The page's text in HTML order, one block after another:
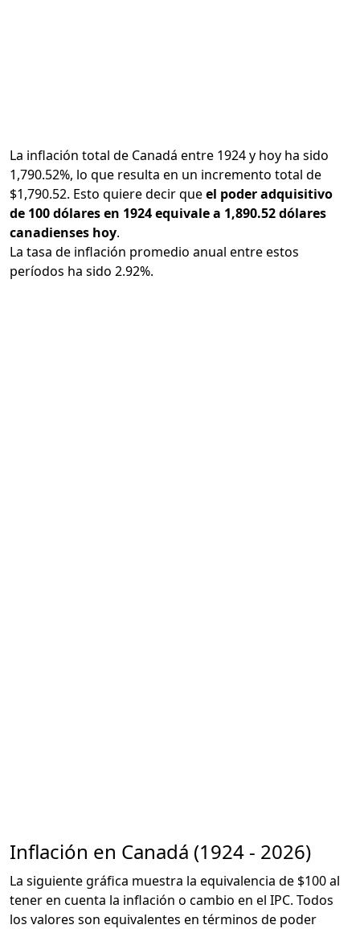
La inflación total de Canadá entre 1924 y hoy ha sido
1,790.52%, lo que resulta en un incremento total de
$1,790.52. Esto quiere decir queel poder adquisitivo
de 100 dólares en 1924 equivale a 1,890.52 dólares
canadienses hoy.
La tasa de inflación promedio anual entre estos
períodos ha sido 2.92%.
Inflación en Canadá (1924 - 2026)
La siguiente gráfica muestra la equivalencia de $100 al
tener en cuenta la inflación o cambio en el IPC. Todos
los valores son equivalentes en términos de poder